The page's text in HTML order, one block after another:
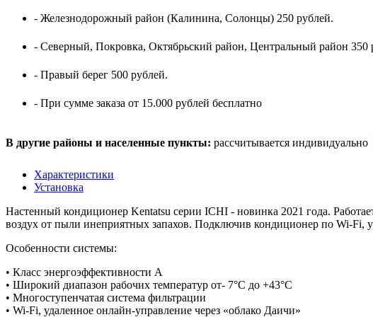
- Железнодорожный район (Калинина, Солонцы) 250 рублей.
- Северный, Покровка, Октябрьский район, Центральный район 350
- Правый берег 500 рублей.
- При сумме заказа от 15.000 рублей бесплатно
В другие районы и населенные пункты: рассчитывается индивидуально ​
Характеристики
Установка
Настенный кондиционер Kentatsu серии ICHI - новинка 2021 года.
воздух от пыли инеприятных запахов. Подключив кондиционер по Wi-Fi,
Особенности системы:
• Класс энергоэффективности А
• Широкий диапазон рабочих температур от- 7°С до +43°С
• Многоступенчатая система фильтрации
• Wi-Fi, удаленное онлайн-управление через «облако Даичи»